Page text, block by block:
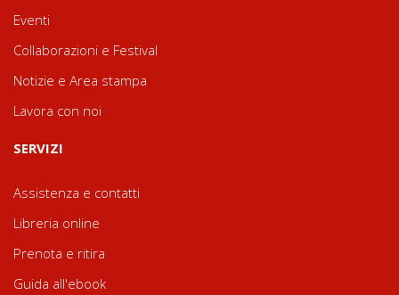
Eventi
Collaborazioni e Festival
Notizie e Area stampa
Lavora con noi
SERVIZI
Assistenza e contatti
Libreria online
Prenota e ritira
Guida all'ebook